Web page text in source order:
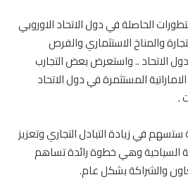
الحاصلة في دول الاتحاد الاوروبي
والمناخ الاستثماري والفرص
الاتحاد .. واستعرض بعض التجارب
المستثمرة في دول الاتحاد
.
في زيادة التبادل التجاري وتعزيز
السياحية وهي خطوة رائدة تساهم
والشراكة بشكل عام.